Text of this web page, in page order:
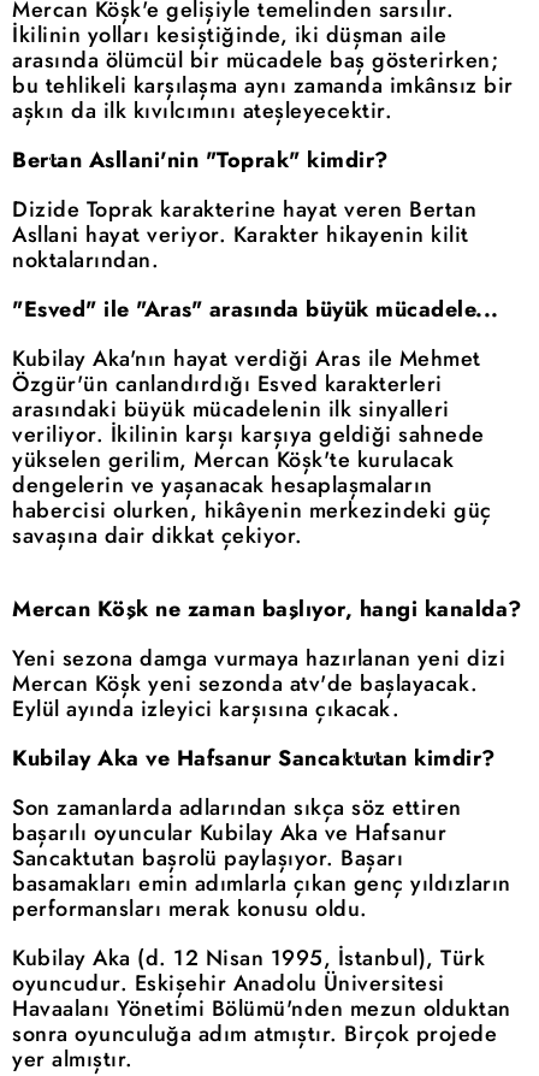
Mercan Köşk'e gelişiyle temelinden sarsılır.
İkilinin yolları kesiştiğinde, iki düşman aile
arasında ölümcül bir mücadele baş gösterirken;
bu tehlikeli karşılaşma aynı zamanda imkânsız bir
aşkın da ilk kıvılcımını ateşleyecektir.
Bertan Asllani'nin "Toprak" kimdir?
Dizide Toprak karakterine hayat veren Bertan
Asllani hayat veriyor. Karakter hikayenin kilit
noktalarından.
"Esved" ile "Aras" arasında büyük mücadele...
Kubilay Aka'nın hayat verdiği Aras ile Mehmet
Özgür'ün canlandırdığı Esved karakterleri
arasındaki büyük mücadelenin ilk sinyalleri
veriliyor. İkilinin karşı karşıya geldiği sahnede
yükselen gerilim, Mercan Köşk'te kurulacak
dengelerin ve yaşanacak hesaplaşmaların
habercisi olurken, hikâyenin merkezindeki güç
savaşına dair dikkat çekiyor.
Mercan Köşk ne zaman başlıyor, hangi kanalda?
Yeni sezona damga vurmaya hazırlanan yeni dizi
Mercan Köşk yeni sezonda atv'de başlayacak.
Eylül ayında izleyici karşısına çıkacak.
Kubilay Aka ve Hafsanur Sancaktutan kimdir?
Son zamanlarda adlarından sıkça söz ettiren
başarılı oyuncular Kubilay Aka ve Hafsanur
Sancaktutan başrolü paylaşıyor. Başarı
basamakları emin adımlarla çıkan genç yıldızların
performansları merak konusu oldu.
Kubilay Aka (d. 12 Nisan 1995, İstanbul), Türk
oyuncudur. Eskişehir Anadolu Üniversitesi
Havaalanı Yönetimi Bölümü'nden mezun olduktan
sonra oyunculuğa adım atmıştır. Birçok projede
yer almıştır.